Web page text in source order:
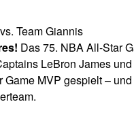
Team Giannis
Das 75. NBA All-Star
LeBron James
MVP gespielt –